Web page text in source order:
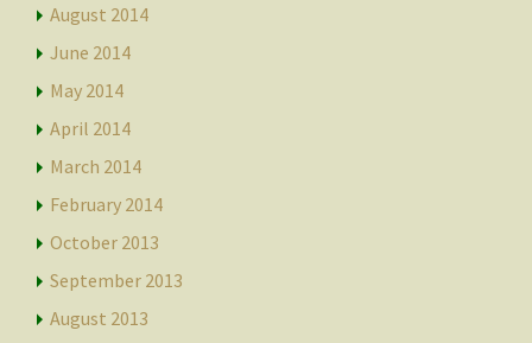
August 2014
June 2014
May 2014
April 2014
March 2014
February 2014
October 2013
September 2013
August 2013